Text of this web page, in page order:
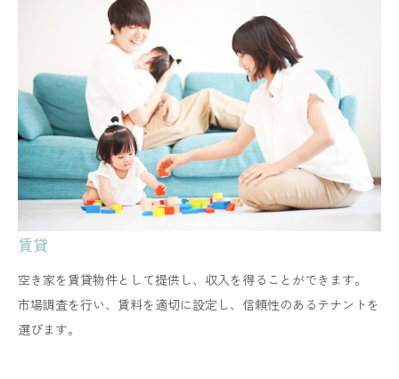
賃貸
空き家を賃貸物件として提供し、収入を得ることができます。
​​​​​​​市場調査を行い、賃料を適切に設定し、信頼性のあるテナントを
選びます。